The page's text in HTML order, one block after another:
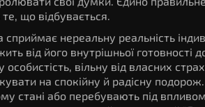
що відбувається.
нереальну реальність
від його внутрішньої готовності
особистість, вільну від власних
на спокійну й радісну
стані або перебувають під